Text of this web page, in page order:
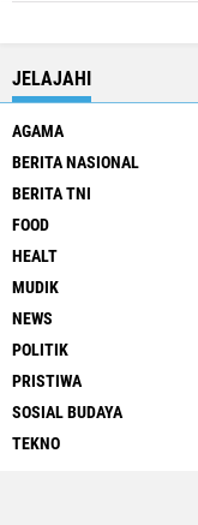
JELAJAHI
AGAMA
BERITA NASIONAL
BERITA TNI
FOOD
HEALT
MUDIK
NEWS
POLITIK
PRISTIWA
SOSIAL BUDAYA
TEKNO